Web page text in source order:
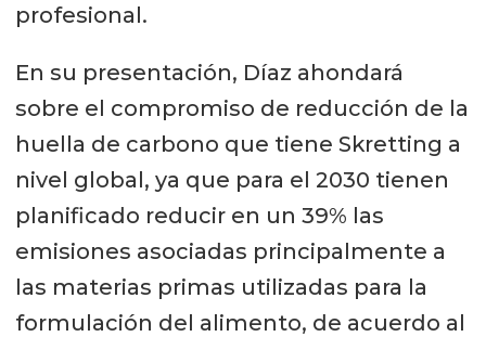
profesional.
En su presentación, Díaz ahondará
sobre el compromiso de reducción de la
huella de carbono que tiene Skretting a
nivel global, ya que para el 2030 tienen
planificado reducir en un 39% las
emisiones asociadas principalmente a
las materias primas utilizadas para la
formulación del alimento, de acuerdo al